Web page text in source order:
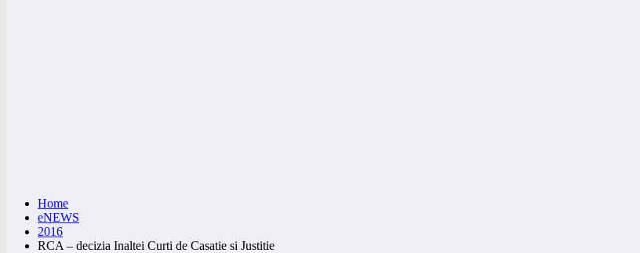
Home
eNEWS
2016
RCA – decizia Inaltei Curti de Casatie si Justitie